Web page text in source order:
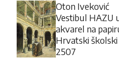
Oton Iveković
Vestibul HAZU
akvarel na
Hrvatski
2507